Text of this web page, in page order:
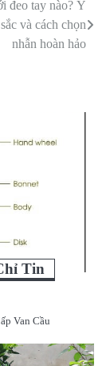
đeo tay nào? Ý
và cách chọn
nhẫn hoàn hảo
Tin
Van Cầu